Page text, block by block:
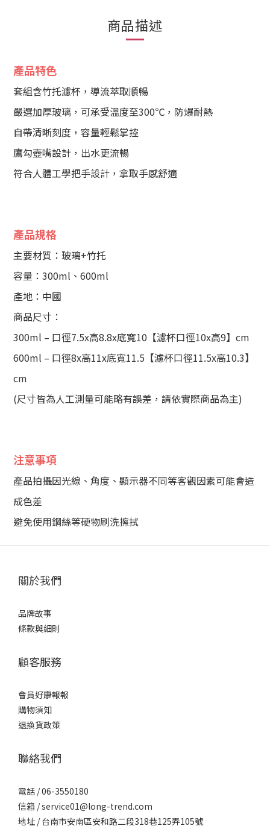
商品描述
產品特色
套組含竹托濾杯，導流萃取順暢
嚴選加厚玻璃，可承受溫度至300℃，防爆耐熱
自帶清晰刻度，容量輕鬆掌控
鷹勾壺嘴設計，出水更流暢
符合人體工學把手設計，拿取手感舒適
產品規格
主要材質：玻璃+竹托
容量：300ml、600ml
產地：中國
商品尺寸：
300ml – 口徑7.5x高8.8x底寬10【濾杯口徑10x高9】cm
600ml – 口徑8x高11x底寬11.5【濾杯口徑11.5x高10.3】
cm
(尺寸皆為人工測量可能略有誤差，請依實際商品為主)
注意事項
產品拍攝因光線、角度、顯示器不同等客觀因素可能會造
成色差
避免使用鋼絲等硬物刷洗擦拭
關於我們
品牌故事
條款與細則
顧客服務
會員好康報報
購物須知
退換貨政策
聯絡我們
電話 / 06-3550180
信箱 / service01@long-trend.com
地址 / 台南市安南區安和路二段318巷125弄105號